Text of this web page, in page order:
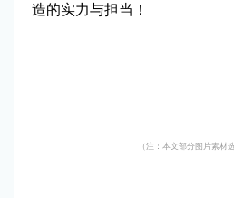
造的实力与担当！
（注：本文部分图片素材